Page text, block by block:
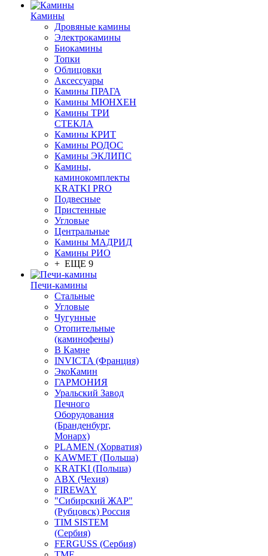
Камины
Дровяные камины
Электрокамины
Биокамины
Топки
Облицовки
Аксессуары
Камины ПРАГА
Камины МЮНХЕН
Камины ТРИ
СТЕКЛА
Камины КРИТ
Камины РОДОС
Камины ЭКЛИПС
Камины,
каминокомплекты
KRATKI PRO
Подвесные
Пристенные
Угловые
Центральные
Камины МАДРИД
Камины РИО
+ ЕЩЕ 9
Печи-камины
Стальные
Угловые
Чугунные
Отопительные
(каминофены)
В Камне
INVICTA (Франция)
ЭкоКамин
ГАРМОНИЯ
Уральский Завод
Печного
Оборудования
(Бранденбург,
Монарх)
PLAMEN (Хорватия)
KAWMET (Польша)
KRATKI (Польша)
ABX (Чехия)
FIREWAY
"Сибирский ЖАР"
(Рубцовск) Россия
TIM SISTEM
(Сербия)
FERGUSS (Сербия)